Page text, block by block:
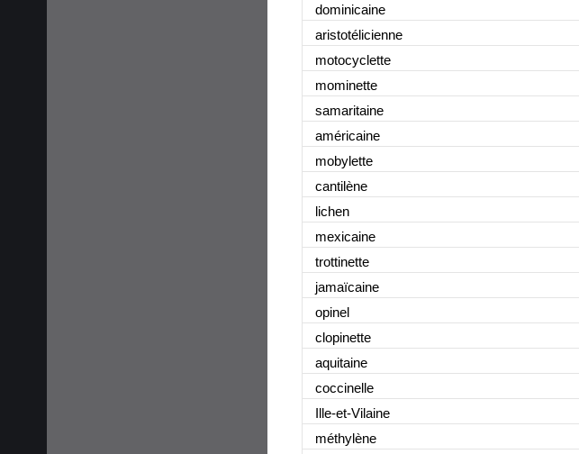
dominicaine
aristotélicienne
motocyclette
mominette
samaritaine
américaine
mobylette
cantilène
lichen
mexicaine
trottinette
jamaïcaine
opinel
clopinette
aquitaine
coccinelle
Ille-et-Vilaine
méthylène